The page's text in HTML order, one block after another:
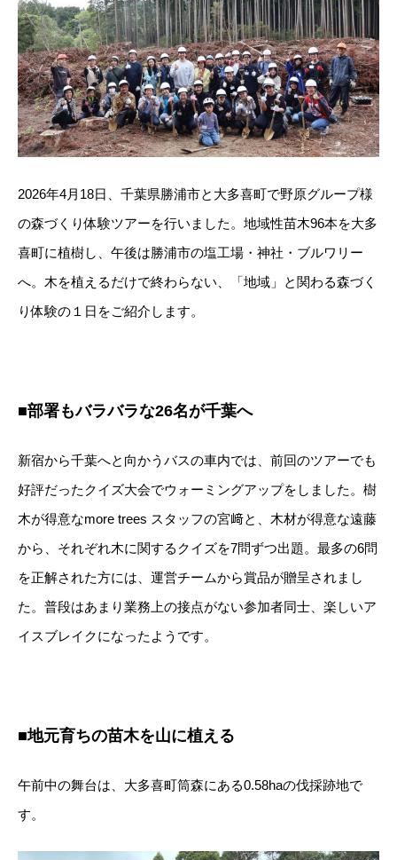
2026年4月18日、千葉県勝浦市と大多喜町で野原グループ様
の森づくり体験ツアーを行いました。地域性苗木96本を大多
喜町に植樹し、午後は勝浦市の塩工場・神社・ブルワリー
へ。木を植えるだけで終わらない、「地域」と関わる森づく
り体験の１日をご紹介します。
■部署もバラバラな26名が千葉へ
新宿から千葉へと向かうバスの車内では、前回のツアーでも
好評だったクイズ大会でウォーミングアップをしました。樹
木が得意なmore trees スタッフの宮﨑と、木材が得意な遠藤
から、それぞれ木に関するクイズを7問ずつ出題。最多の6問
を正解された方には、運営チームから賞品が贈呈されまし
た。普段はあまり業務上の接点がない参加者同士、楽しいア
イスブレイクになったようです。
■地元育ちの苗木を山に植える
午前中の舞台は、大多喜町筒森にある0.58haの伐採跡地で
す。